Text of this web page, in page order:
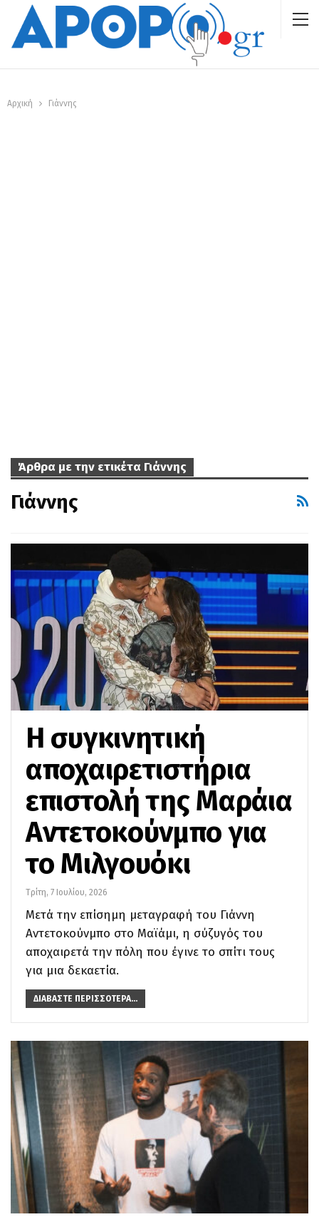
Αρχική Γιάννης
Άρθρα με την ετικέτα Γιάννης
Γιάννης
Η συγκινητική
αποχαιρετιστήρια
επιστολή της Μαράια
Αντετοκούνμπο για
το Μιλγουόκι
Τρίτη, 7 Ιουλίου, 2026
Μετά την επίσημη μεταγραφή του Γιάννη
Αντετοκούνμπο στο Μαϊάμι, η σύζυγός του
αποχαιρετά την πόλη που έγινε το σπίτι τους
για μια δεκαετία.
ΔΙΑΒΆΣΤΕ ΠΕΡΙΣΣΌΤΕΡΑ...